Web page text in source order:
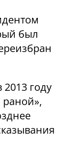
был
2013 году
раной»,